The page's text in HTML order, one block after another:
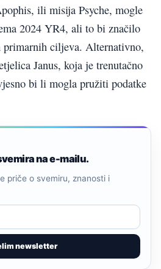
ili misija Psyche, mogle
2024 YR4, ali to bi značilo
primarnih ciljeva. Alternativno,
Janus, koja je trenutačno
bi li mogla pružiti podatke
na e-mailu.
newsletter
priče o svemiru, znanosti i